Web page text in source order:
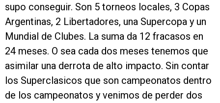
supo conseguir. Son 5 torneos locales, 3 Copas
Argentinas, 2 Libertadores, una Supercopa y un
Mundial de Clubes. La suma da 12 fracasos en
24 meses. O sea cada dos meses tenemos que
asimilar una derrota de alto impacto. Sin contar
los Superclasicos que son campeonatos dentro
de los campeonatos y venimos de perder dos